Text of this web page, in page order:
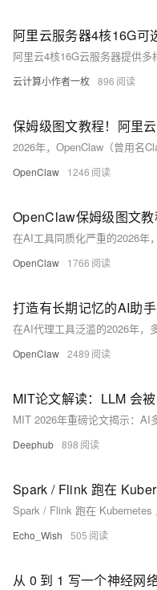
云计算小作者一枚 896
OpenClaw 1246
OpenClaw 1766
OpenClaw 2489
Deephub 898
Echo_Wish 505